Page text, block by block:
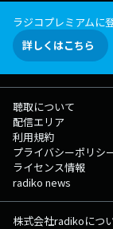
ラジコプレミアムに
詳しくはこちら
聴取について
配信エリア
利用規約
プライバシーポリシ
ライセンス情報
radiko news
株式会社radikoにつ